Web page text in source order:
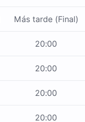
Más tarde (Final)
20:00
20:00
20:00
20:00